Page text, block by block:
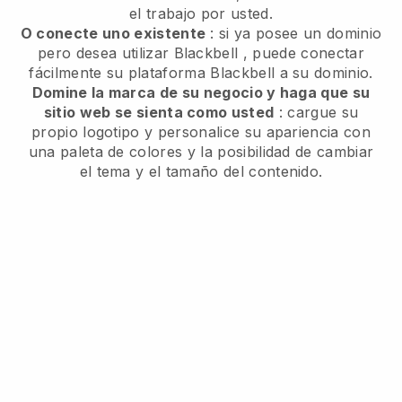
el trabajo por usted.
O conecte uno existente : si ya posee un dominio
pero desea utilizar Blackbell , puede conectar
fácilmente su plataforma Blackbell a su dominio.
Domine la marca de su negocio y haga que su
sitio web se sienta como usted : cargue su
propio logotipo y personalice su apariencia con
una paleta de colores y la posibilidad de cambiar
el tema y el tamaño del contenido.